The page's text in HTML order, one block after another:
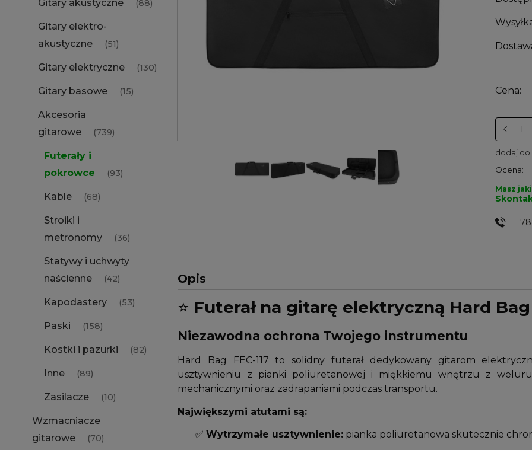
Gitary akustyczne (88)
Gitary elektro-
akustyczne
(51)
Gitary elektryczne (130)
Gitary basowe (15)
Akcesoria
gitarowe
(739)
Futerały i
pokrowce
(93)
Kable (68)
Stroiki i
metronomy
(36)
Statywy i uchwyty
naścienne
(42)
Kapodastery (53)
Paski (158)
Kostki i pazurki (82)
Inne (89)
Zasilacze (10)
Wzmacniacze
gitarowe
(70)
Cena:
dodaj do
Ocena:
Masz
Opis
⭐️ Futerał na gitarę elektryczną Hard Bag
Niezawodna ochrona Twojego instrumentu
Hard Bag FEC-117 to solidny futerał dedykowany gitarom
usztywnieniu z pianki poliuretanowej i miękkiemu wnętrzu z
mechanicznymi oraz zadrapaniami podczas transportu.
Największymi atutami są:
✅ Wytrzymałe usztywnienie: pianka poliuretanowa skutecznie